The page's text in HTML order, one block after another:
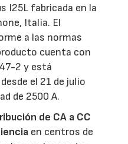
I25L fabricada en la
Italia. El
a las normas
cuenta con
2 y está
el 21 de julio
de 2500 A.
de CA a CC
en centros de